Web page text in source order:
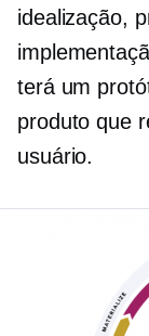
idealização,
terá um
produto que
usuário.